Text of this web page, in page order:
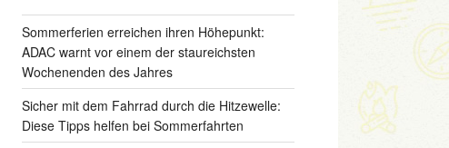
Sommerferien erreichen ihren Höhepunkt:
ADAC warnt vor einem der staureichsten
Wochenenden des Jahres
Sicher mit dem Fahrrad durch die Hitzewelle:
Diese Tipps helfen bei Sommerfahrten